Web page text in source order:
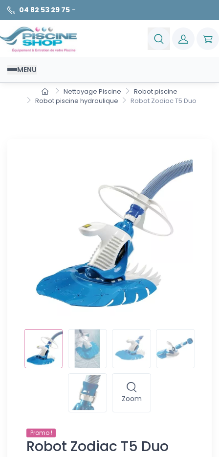
04 82 53 29 75 -
MENU
Nettoyage Piscine
Robot piscine
Robot piscine hydraulique
Robot Zodiac T5 Duo
Zoom
Promo !
Robot Zodiac T5 Duo